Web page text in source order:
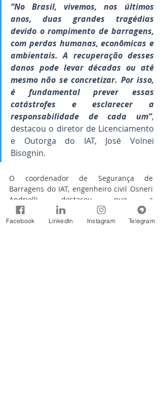
“No Brasil, vivemos, nos últimos
anos, duas grandes tragédias
devido o rompimento de barragens,
com perdas humanas, econômicas e
ambientais. A recuperação desses
danos pode levar décadas ou até
mesmo não se concretizar. Por isso,
é fundamental prever essas
catástrofes e esclarecer a
responsabilidade de cada um”,
destacou o diretor de Licenciamento
e Outorga do IAT, José Volnei
Bisognin.
O coordenador de Segurança de
Barragens do IAT, engenheiro civil Osneri
Andriolli, destacou que a
responsabilidade dos órgãos, instituições
e empreendedores é definida pelas Leis
Facebook LinkedIn Instagram Telegram